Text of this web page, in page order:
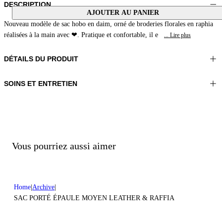
AJOUTER AU PANIER
DESCRIPTION
Nouveau modèle de sac hobo en daim, orné de broderies florales en raphia
réalisées à la main avec ❤. Pratique et confortable, il e
... Lire plus
DÉTAILS DU PRODUIT
Matériel: MATÉRIAU 1 100%Peau Ovine MATÉRIAU 2 100%Peau
SOINS ET ENTRETIEN
Vous pourriez aussi aimer
Home Archive
SAC PORTÉ ÉPAULE MOYEN LEATHER & RAFFIA